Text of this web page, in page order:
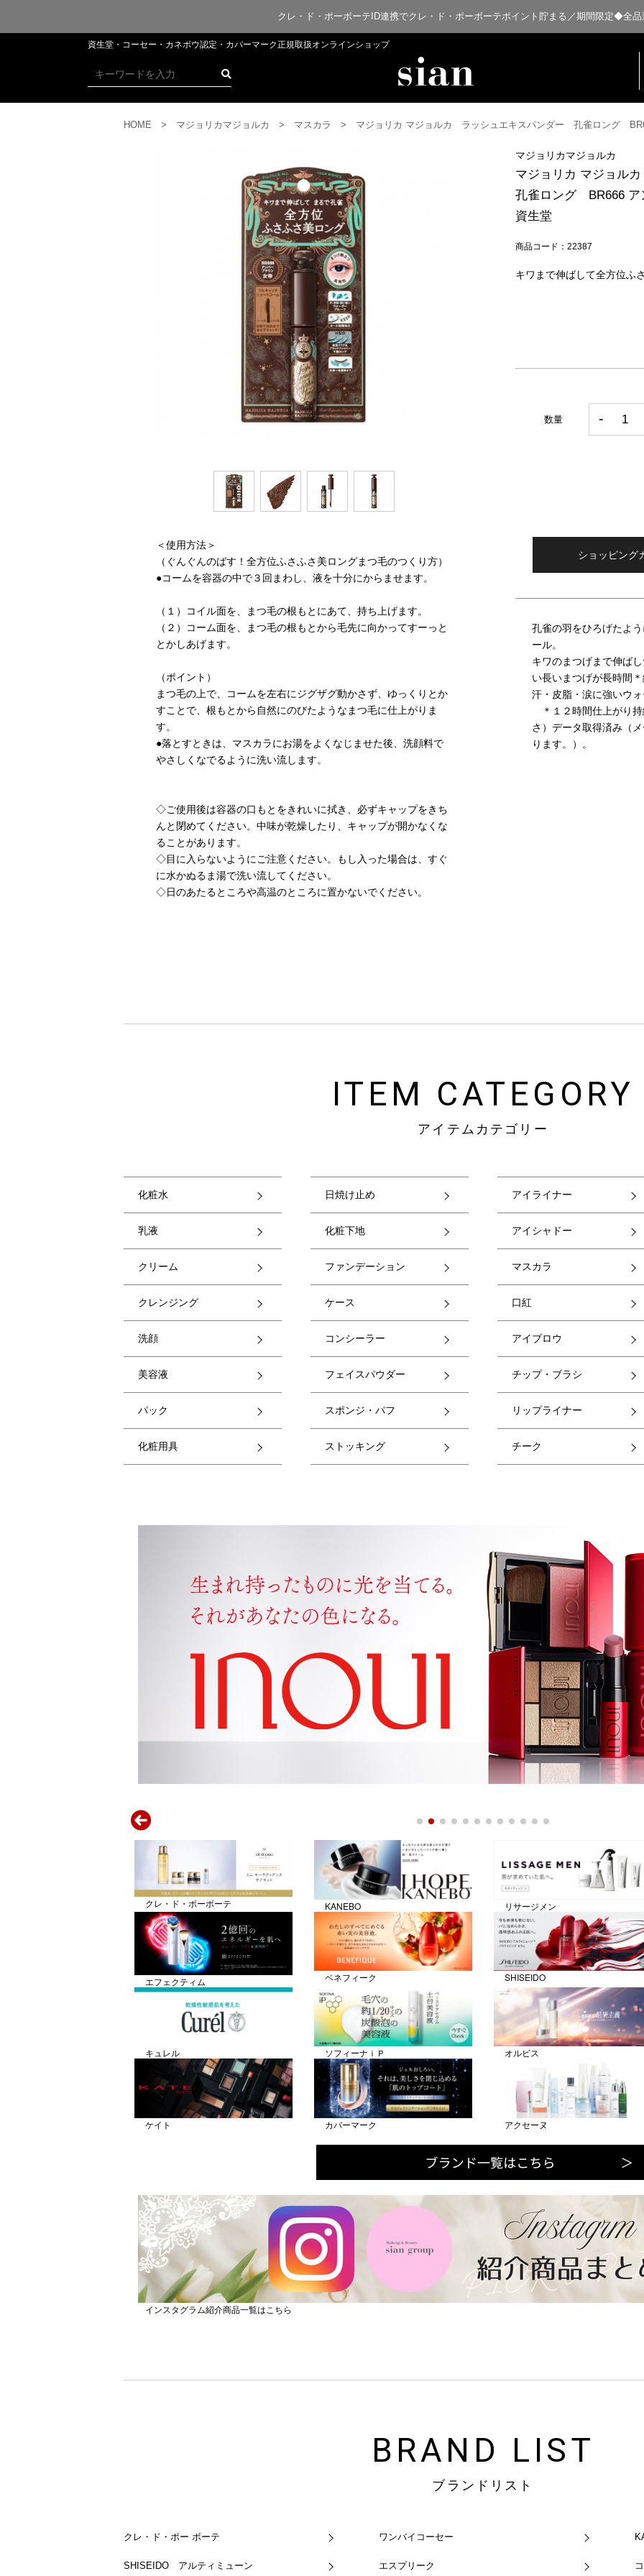
クレ・ド・ポーボーテID連携でクレ・ド・ポーボーテポイント貯まる／期間限定◆全
資生堂・コーセー・カネボウ認定・​​​​​​カバーマーク正規取扱オンラインショップ
HOME マジョリカマジョルカ マスカラ マジョリカ マジョルカ ラッシュエキスパンダー 孔雀ロング
マジョリカマジョルカ
マジョリカ マジョル
孔雀ロング BR666
資生堂
商品コード：22387
キワまで伸ばして全方位ふ
数量
＜使用方法＞
（ぐんぐんのばす！全方位ふさふさ美ロングまつ毛のつくり方）
●コームを容器の中で３回まわし、液を十分にからませます。
（１）コイル面を、まつ毛の根もとにあて、持ち上げます。
（２）コーム面を、まつ毛の根もとから毛先に向かってすーっと
とかしあげます。
（ポイント）
まつ毛の上で、コームを左右にジグザグ動かさず、ゆっくりとか
すことで、根もとから自然にのびたようなまつ毛に仕上がりま
す。
●落とすときは、マスカラにお湯をよくなじませた後、洗顔料で
やさしくなでるように洗い流します。
◇ご使用後は容器の口もとをきれいに拭き、必ずキャップをきち
んと閉めてください。中味が乾燥したり、キャップが開かなくな
ることがあります。
◇目に入らないようにご注意ください。もし入った場合は、すぐ
に水かぬるま湯で洗い流してください。
◇日のあたるところや高温のところに置かないでください。
ショッピング
孔雀の羽をひろげたよ
ール。
キワのまつげまで伸ば
い長いまつげが長時間＊
汗・皮脂・涙に強いウォ
＊１２時間仕上がり持
さ）データ取得済み（
ります。）。
ITEM CATEGORY
アイテムカテゴリー
化粧水
乳液
クリーム
クレンジング
洗顔
美容液
パック
化粧用具
日焼け止め
化粧下地
ファンデーション
ケース
コンシーラー
フェイスパウダー
スポンジ・パフ
ストッキング
アイライナー
アイシャドー
マスカラ
口紅
アイブロウ
チップ・ブラシ
リップライナー
チーク
BRAND LIST
ブランドリスト
クレ・ド・ポー ボーテ
SHISEIDO アルティミューン
ワンバイコーセー
エスプリーク